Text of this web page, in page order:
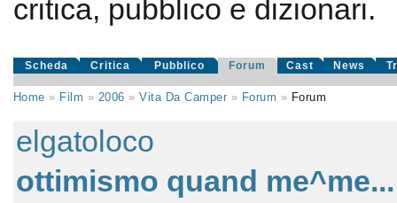
critica, pubblico e dizionari.
Scheda Critica Pubblico Forum Cast News
Home » Film » 2006 »Vita Da Camper » Forum » Forum
elgatoloco
ottimismo quand me^me...